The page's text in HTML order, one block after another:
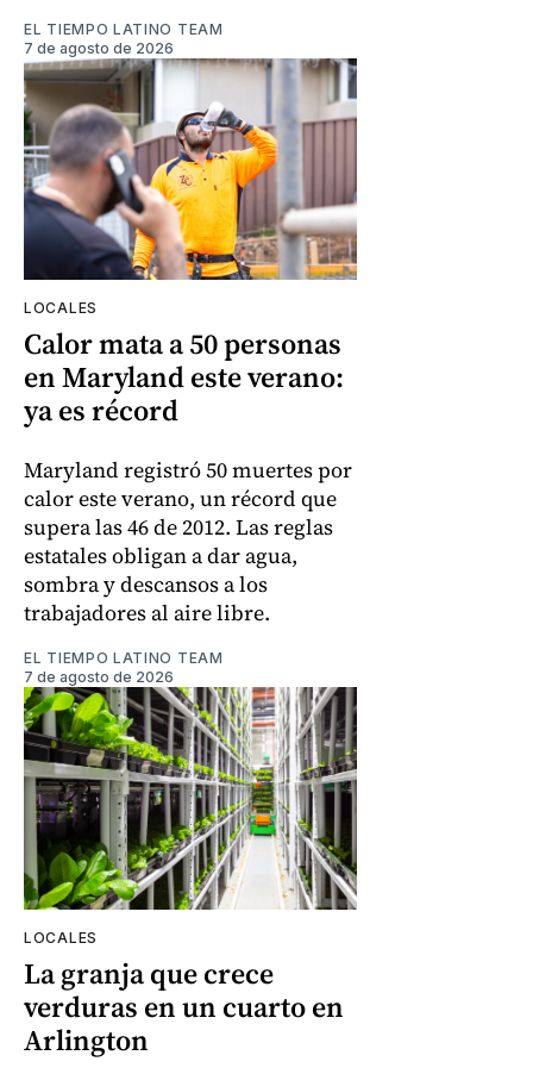
EL TIEMPO LATINO TEAM
7 de agosto de 2026
LOCALES
Calor mata a 50 personas
en Maryland este verano:
ya es récord
Maryland registró 50 muertes por
calor este verano, un récord que
supera las 46 de 2012. Las reglas
estatales obligan a dar agua,
sombra y descansos a los
trabajadores al aire libre.
EL TIEMPO LATINO TEAM
7 de agosto de 2026
LOCALES
La granja que crece
verduras en un cuarto en
Arlington